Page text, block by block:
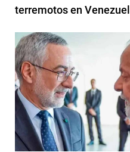
terremotos en